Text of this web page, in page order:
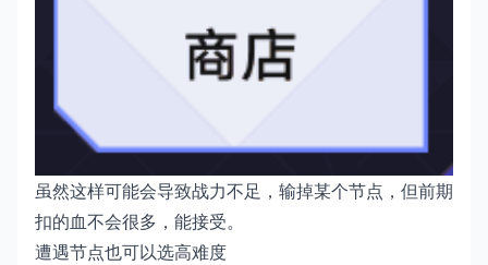
虽然这样可能会导致战力不足，输掉某个节点，但前期
扣的血不会很多，能接受。
遭遇节点也可以选高难度